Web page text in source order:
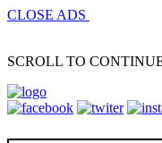
CLOSE ADS
SCROLL TO